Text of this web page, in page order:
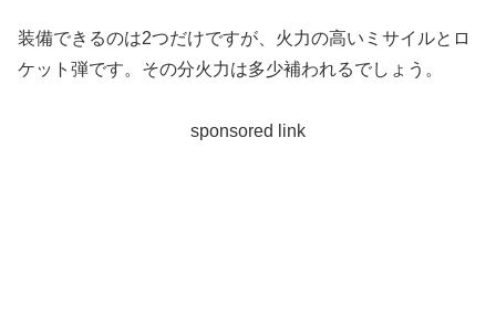
装備できるのは2つだけですが、火力の高いミサイルとロ
ケット弾です。その分火力は多少補われるでしょう。
sponsored link